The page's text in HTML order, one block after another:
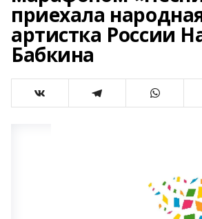
приехала
артистка России
Бабкина